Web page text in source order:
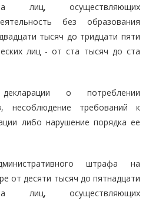
лиц, осуществляющих
без образования
тысяч до тридцати пяти
лиц - от ста тысяч до ста
о потреблении
несоблюдение требований к
либо нарушение порядка ее
штрафа на
от десяти тысяч до пятнадцати
лиц, осуществляющих